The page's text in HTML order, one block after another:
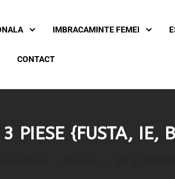
IMBRACAMINTE FEMEI
CONTACT
3 PIESE {FUSTA, IE,